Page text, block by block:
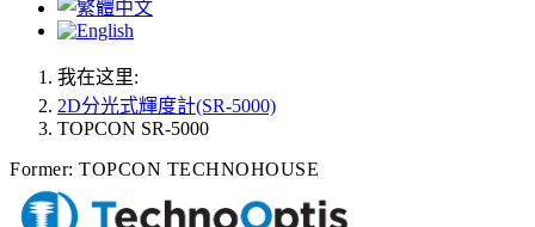
我在这里:
2D分光式輝度計(SR-5000)
TOPCON SR-5000
Former: TOPCON TECHNOHOUSE